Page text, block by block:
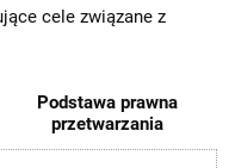
cele związane z
Podstawa prawna
przetwarzania